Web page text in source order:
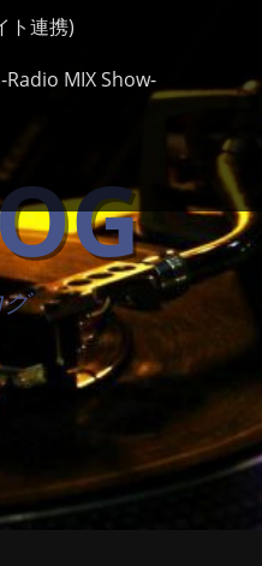
ト連携)
MIX Show-